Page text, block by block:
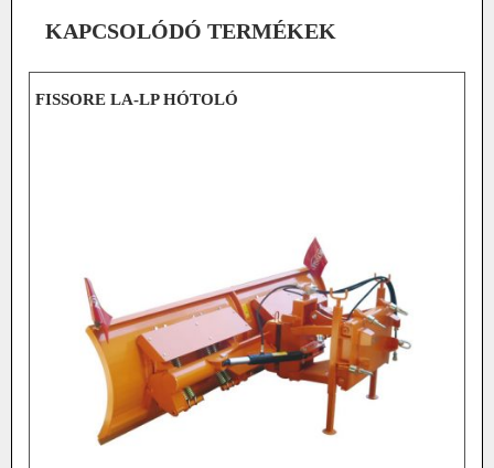
KAPCSOLÓDÓ TERMÉKEK
FISSORE LA-LP HÓTOLÓ